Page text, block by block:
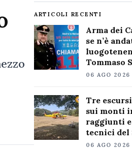
ARTICOLI RECENTI
Arma dei
se n’è
Tommaso
06 AGO 2026
Tre
sui monti
raggiunti
tecnici del
06 AGO 2026